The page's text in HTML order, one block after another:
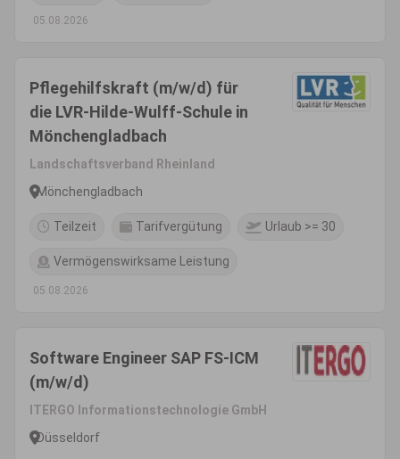
05.08.2026
Pflegehilfskraft (m/w/d) für
die LVR-Hilde-Wulff-Schule in
Mönchengladbach
Landschaftsverband Rheinland
Mönchengladbach
Teilzeit Tarifvergütung Urlaub >= 30
Vermögenswirksame Leistung
05.08.2026
Software Engineer SAP FS-ICM
(m/w/d)
ITERGO Informationstechnologie GmbH
Düsseldorf